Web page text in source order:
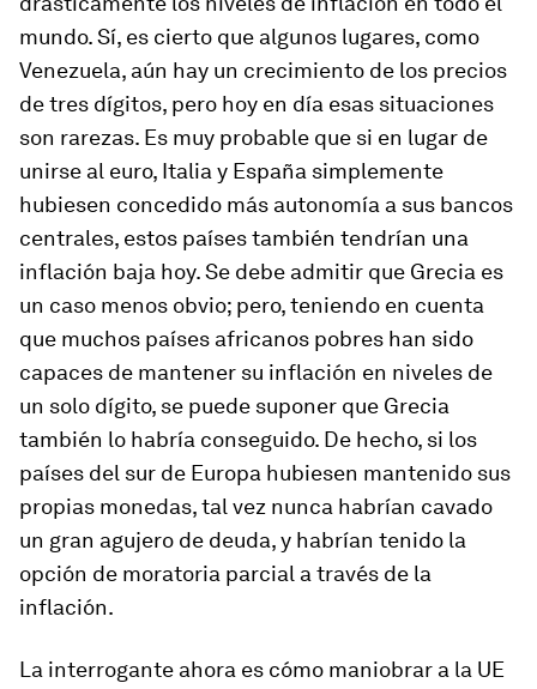
mundo. Sí, es cierto que algunos lugares, como
Venezuela, aún hay un crecimiento de los precios
de tres dígitos, pero hoy en día esas situaciones
son rarezas. Es muy probable que si en lugar de
unirse al euro, Italia y España simplemente
hubiesen concedido más autonomía a sus bancos
centrales, estos países también tendrían una
inflación baja hoy. Se debe admitir que Grecia es
un caso menos obvio; pero, teniendo en cuenta
que muchos países africanos pobres han sido
capaces de mantener su inflación en niveles de
un solo dígito, se puede suponer que Grecia
también lo habría conseguido. De hecho, si los
países del sur de Europa hubiesen mantenido sus
propias monedas, tal vez nunca habrían cavado
un gran agujero de deuda, y habrían tenido la
opción de moratoria parcial a través de la
inflación.
La interrogante ahora es cómo maniobrar a la UE